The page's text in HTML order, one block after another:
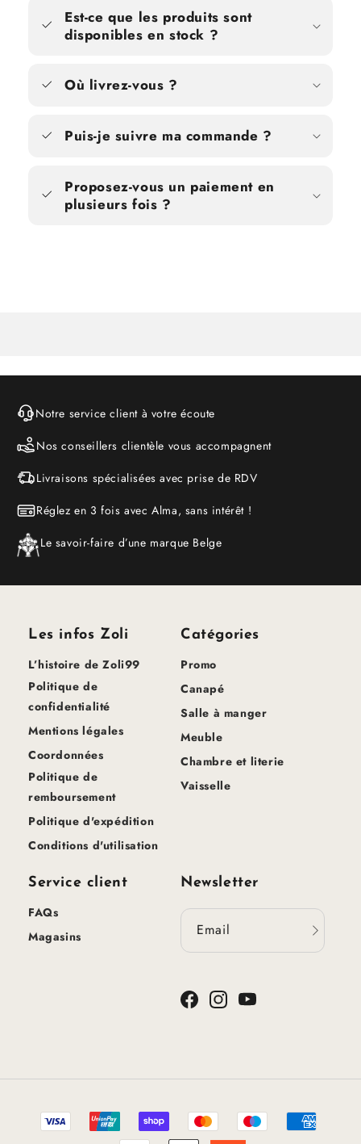
Est-ce que les produits sont
disponibles en stock ?
Où livrez-vous ?
Puis-je suivre ma commande ?
Proposez-vous un paiement en
plusieurs fois ?
Notre service client à votre écoute
Nos conseillers clientèle vous accompagnent
Livraisons spécialisées avec prise de RDV
Réglez en 3 fois avec Alma, sans intérêt !
Le savoir-faire d’une marque Belge
Les infos Zoli
L’histoire de Zoli99
Politique de
confidentialité
Mentions légales
Coordonnées
Politique de
remboursement
Politique d'expédition
Conditions d'utilisation
Catégories
Promo
Canapé
Salle à manger
Meuble
Chambre et literie
Vaisselle
Service client
FAQs
Magasins
Newsletter
Email
FacebookInstagramYouTube
Méthodes